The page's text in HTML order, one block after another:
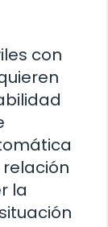
con
la